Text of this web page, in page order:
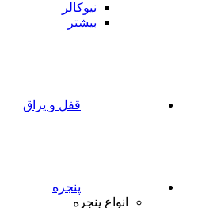
نیوکالر
بیشتر
قفل و یراق
پنجره
انواع پنجره